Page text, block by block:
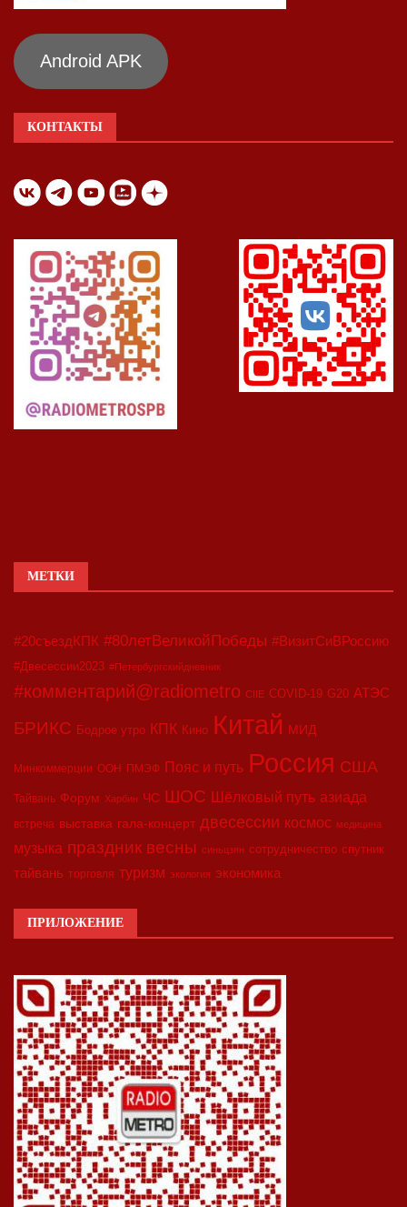
Android APK
КОНТАКТЫ
МЕТКИ
#20съездКПК #80летВеликойПобеды #ВизитСиВРоссию
#Двесессии2023 #Петербургскийдневник
#комментарий@radiometro CIIE COVID-19 G20 АТЭС
БРИКС Бодрое утро КПК Кино Китай МИД
Минкоммерции ООН ПМЭФ Пояс и путь Россия США
Тайвань Форум Харбин ЧС ШОС Шёлковый путь азиада
встреча выставка гала-концерт двесессии космос медицина
музыка праздник весны синьцзян сотрудничество спутник
тайвань торговля туризм экология экономика
ПРИЛОЖЕНИЕ